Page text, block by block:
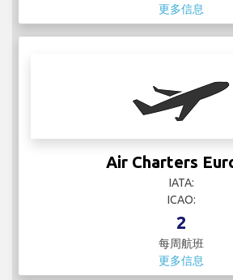
更多信息
Air Charters
IATA:
ICAO:
2
每周航班
更多信息